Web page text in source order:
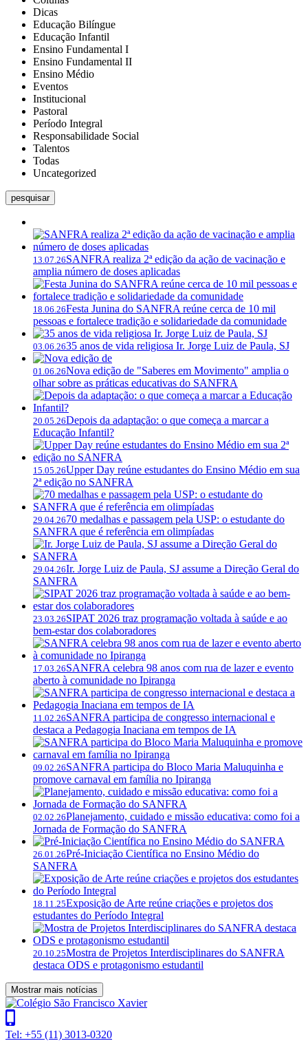
Dicas
Educação Bilíngue
Educação Infantil
Ensino Fundamental I
Ensino Fundamental II
Ensino Médio
Eventos
Institucional
Pastoral
Período Integral
Responsabilidade Social
Talentos
Todas
Uncategorized
pesquisar
13.07.26SANFRA realiza 2ª edição da ação de vacinação e
amplia número de doses aplicadas
18.06.26Festa Junina do SANFRA reúne cerca de 10 mil
pessoas e fortalece tradição e solidariedade da comunidade
03.06.2635 anos de vida religiosa Ir. Jorge Luiz de Paula, SJ
01.06.26Nova edição de "Saberes em Movimento" amplia o
olhar sobre as práticas educativas do SANFRA
20.05.26Depois da adaptação: o que começa a marcar a
Educação Infantil?
15.05.26Upper Day reúne estudantes do Ensino Médio em sua
2ª edição no SANFRA
29.04.2670 medalhas e passagem pela USP: o estudante do
SANFRA que é referência em olimpíadas
29.04.26Ir. Jorge Luiz de Paula, SJ assume a Direção Geral do
SANFRA
23.03.26SIPAT 2026 traz programação voltada à saúde e ao
bem-estar dos colaboradores
17.03.26SANFRA celebra 98 anos com rua de lazer e evento
aberto à comunidade no Ipiranga
11.02.26SANFRA participa de congresso internacional e
destaca a Pedagogia Inaciana em tempos de IA
09.02.26SANFRA participa do Bloco Maria Maluquinha e
promove carnaval em família no Ipiranga
02.02.26Planejamento, cuidado e missão educativa: como foi a
Jornada de Formação do SANFRA
26.01.26Pré-Iniciação Científica no Ensino Médio do
SANFRA
18.11.25Exposição de Arte reúne criações e projetos dos
estudantes do Período Integral
20.10.25Mostra de Projetos Interdisciplinares do SANFRA
destaca ODS e protagonismo estudantil
Mostrar mais notícias
Tel: +55 (11) 3013-0320